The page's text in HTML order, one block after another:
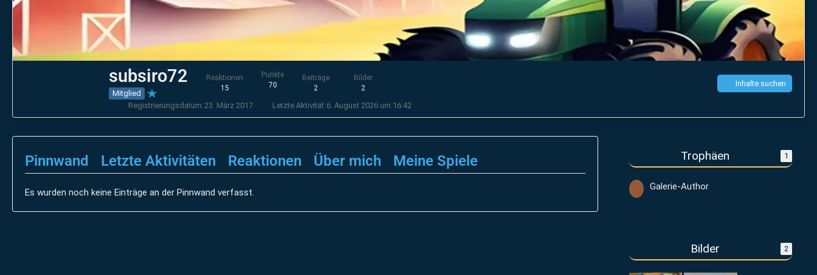
subsiro72
Mitglied
Reaktionen
15
Punkte
70
Beiträge
2
Bilder
2
Inhalte suchen
Registrierungsdatum 23. März 2017 Letzte Aktivität 6. August 2026 um 16:42
Pinnwand Letzte Aktivitäten Reaktionen Über mich Meine Spiele
Es wurden noch keine Einträge an der Pinnwand verfasst.
Trophäen 1
Galerie-Author
Bilder 2